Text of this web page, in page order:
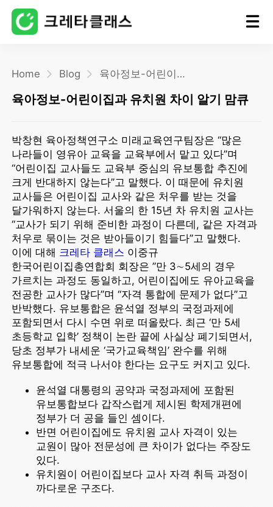
블로그
Home Blog 육아정보-어린이집과 유치원 차이 알기 맘큐
육아정보-어린이집과 유치원 차이 알기 맘큐
박창현 육아정책연구소 미래교육연구팀장은 “많은
나라들이 영유아 교육을 교육부에서 맡고 있다”며
“어린이집 교사들도 교육부 중심의 유보통합 추진에
크게 반대하지 않는다”고 말했다. 이 때문에 유치원
교사들은 어린이집 교사와 같은 처우를 받는 것을
달가워하지 않는다. 서울의 한 15년 차 유치원 교사는
“교사가 되기 위해 준비한 과정이 다른데, 같은 자격과
처우로 묶이는 것은 받아들이기 힘들다”고 말했다.
이에 대해 크레타 클래스 이중규
한국어린이집총연합회 회장은 ”만 3∼5세의 경우
가르치는 과정도 동일하고, 어린이집에도 유아교육을
전공한 교사가 많다”며 “자격 통합에 문제가 없다”고
반박했다. 유보통합은 윤석열 정부의 국정과제에
포함되면서 다시 수면 위로 떠올랐다. 최근 ‘만 5세
초등학교 입학’ 정책이 논란 끝에 사실상 폐기되면서,
당초 정부가 내세운 ‘국가교육책임’ 완수를 위해
유보통합에 적극 나서야 한다는 요구도 커지고 있다.
윤석열 대통령의 공약과 국정과제에 포함된
유보통합보다 갑작스럽게 제시된 학제개편에
정부가 더 공을 들인 셈이다.
반면 어린이집에도 유치원 교사 자격이 있는
교원이 많아 전문성에 큰 차이가 없다는 주장도
있다.
유치원이 어린이집보다 교사 자격 취득 과정이
까다로운 구조다.